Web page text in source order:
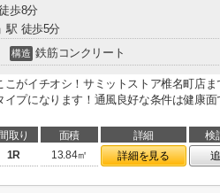
歩8分
駅 徒歩5分
構造 鉄筋コンクリート
こがイチオシ！サミットストア椎名町店ま
プになります！通風良好な条件は健康面
間取り 面積 詳細
検
1R 13.84㎡ 詳細を見る